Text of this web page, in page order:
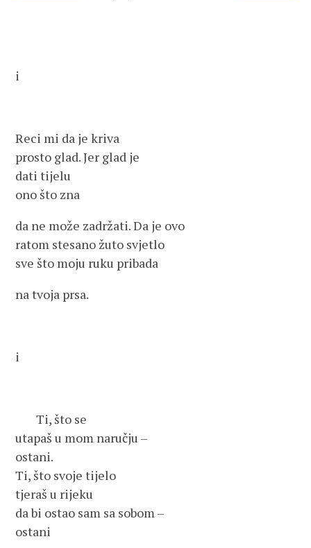
i
Reci mi da je kriva
prosto glad. Jer glad je
dati tijelu
ono što zna
da ne može zadržati. Da je ovo
ratom stesano žuto svjetlo
sve što moju ruku pribada
na tvoja prsa.
i
Ti, što se
utapaš u mom naručju –
ostani.
Ti, što svoje tijelo
tjeraš u rijeku
da bi ostao sam sa sobom –
ostani